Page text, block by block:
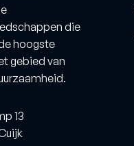
die
hoogste
gebied van
13